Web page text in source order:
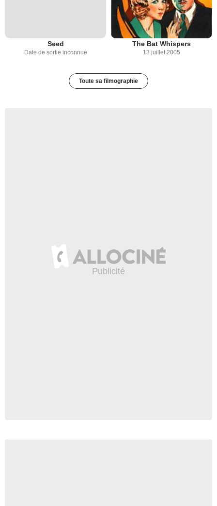
Seed
Date de sortie inconnue
The Bat Whispers
13 juillet 2005
Toute sa filmographie